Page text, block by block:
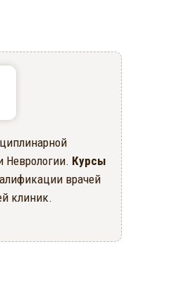
Неврологии. Курсы
врачей
клиник.